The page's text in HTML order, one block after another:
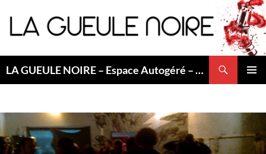
au
contenu
LA GUEULE NOIRE – Espace Autogéré – Saint Etienne